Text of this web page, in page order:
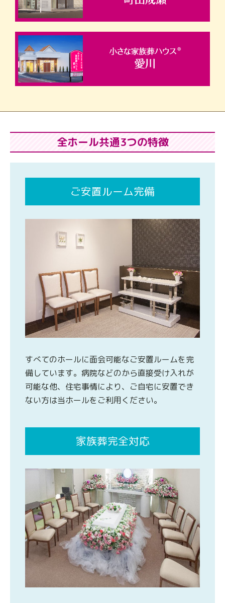
全ホール共通3つの特徴
ご安置ルーム完備
すべてのホールに面会可能なご安置ルームを完
備しています。病院などのから直接受け入れが
可能な他、住宅事情により、ご自宅に安置でき
ない方は当ホールをご利用ください。
家族葬完全対応